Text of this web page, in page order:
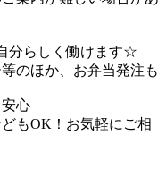
分らしく働けます☆
のほか、お弁当発注も
心
もOK！お気軽にご相